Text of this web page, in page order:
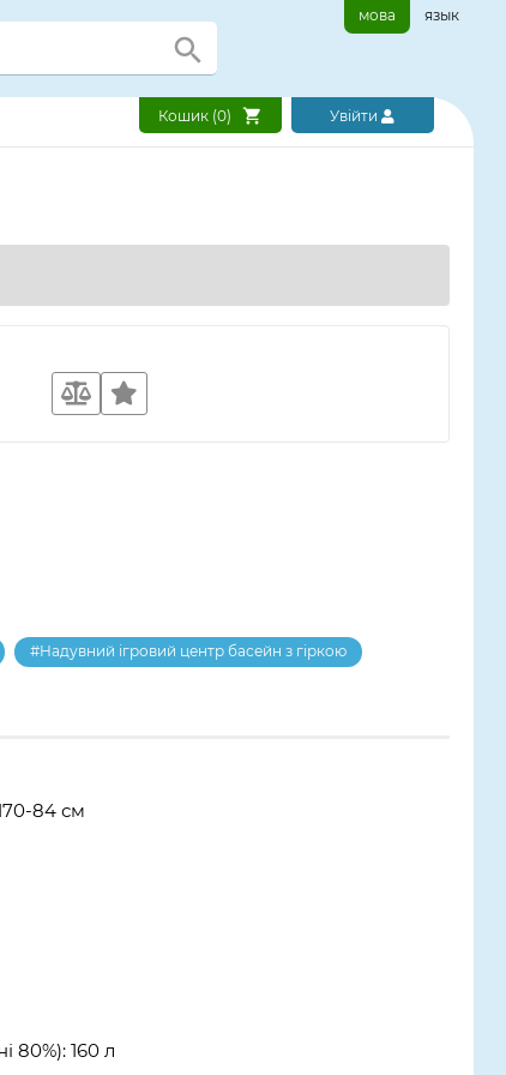
мова язык
Кошик (0) Увійти
#Надувний ігровий центр басейн з гіркою
84 см
80%): 160 л